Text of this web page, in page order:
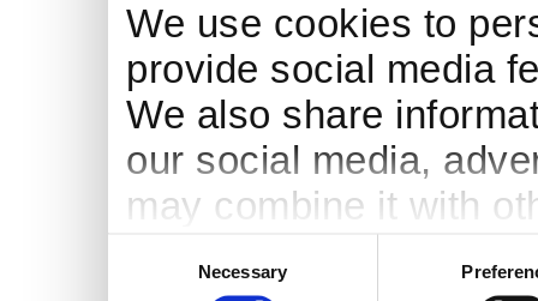
We use cookies to
provide social media
We also share
our social media,
may combine it with
Necessary